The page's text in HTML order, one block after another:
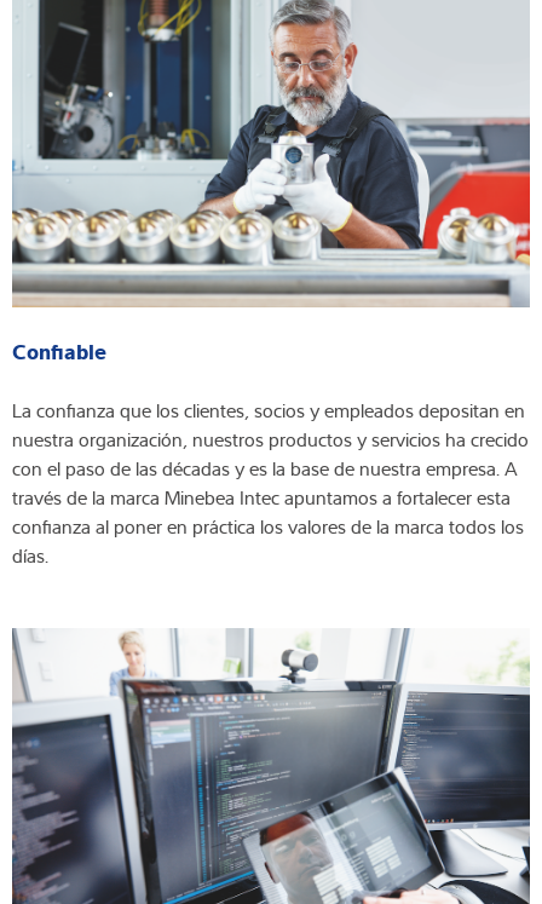
Confiable
La confianza que los clientes, socios y empleados depositan en
nuestra organización, nuestros productos y servicios ha crecido
con el paso de las décadas y es la base de nuestra empresa. A
través de la marca Minebea Intec apuntamos a fortalecer esta
confianza al poner en práctica los valores de la marca todos los
días.